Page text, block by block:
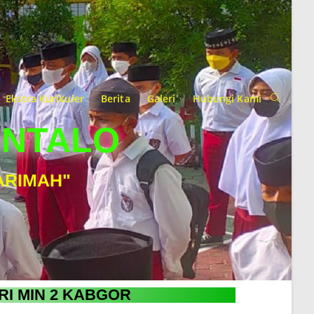
Ekstra Kurikuler Berita Galeri Hubungi Kami
MIN 2 KABGOR